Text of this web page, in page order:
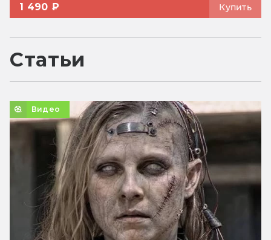
1 490 ₽ Купить
Статьи
Видео